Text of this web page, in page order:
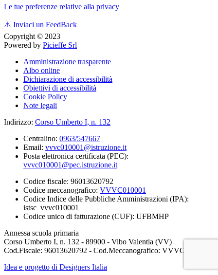
Le tue preferenze relative alla privacy
⚠️ Inviaci un FeedBack
Copyright © 2023
Powered by Picieffe Srl
Amministrazione trasparente
Albo online
Dichiarazione di accessibilità
Obiettivi di accessibilità
Cookie Policy
Note legali
Indirizzo: Corso Umberto I, n. 132
Centralino: 0963/547667
Email: vvvc010001@istruzione.it
Posta elettronica certificata (PEC):
vvvc010001@pec.istruzione.it
Codice fiscale: 96013620792
Codice meccanografico: VVVC010001
Codice Indice delle Pubbliche Amministrazioni (IPA):
istsc_vvvc010001
Codice unico di fatturazione (CUF): UFBMHP
Annessa scuola primaria
Corso Umberto I, n. 132 - 89900 - Vibo Valentia (VV)
Cod.Fiscale: 96013620792 - Cod.Meccanografico: VVVC010001
Idea e progetto di Designers Italia